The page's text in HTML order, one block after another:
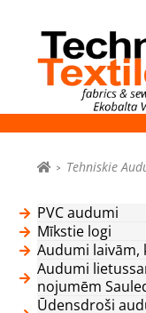
Tehniskie
PVC audumi
Mīkstie logi
Audumi
Audumi
nojumēm
Ūdensdroši